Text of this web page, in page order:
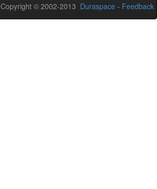
Copyright © 2002-2013 Duraspace - Feedback